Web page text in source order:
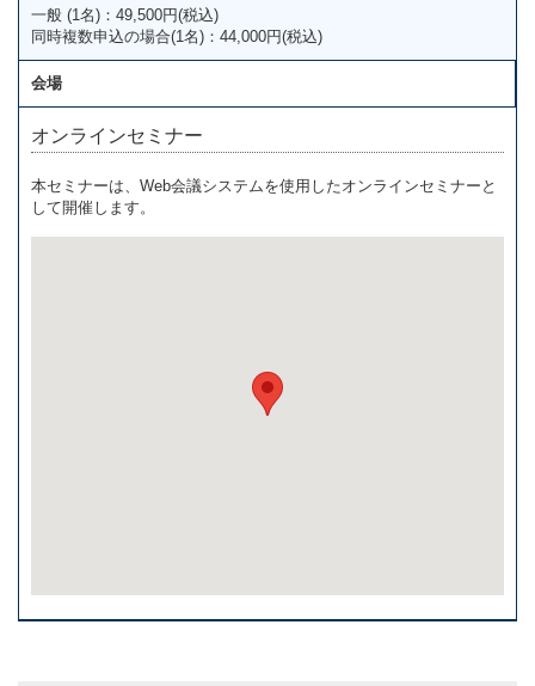
一般 (1名)：49,500円(税込)
同時複数申込の場合(1名)：44,000円(税込)
会場
オンラインセミナー
本セミナーは、Web会議システムを使用したオンラインセミナーと
して開催します。